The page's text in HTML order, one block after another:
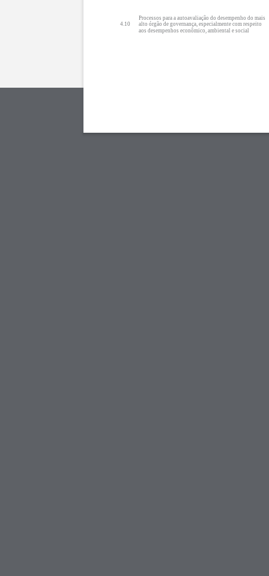
4.10
Processos para a autoavaliação do desempenho do mais
alto órgão de governança, especialmente com respeito
aos desempenhos econômico, ambiental e social